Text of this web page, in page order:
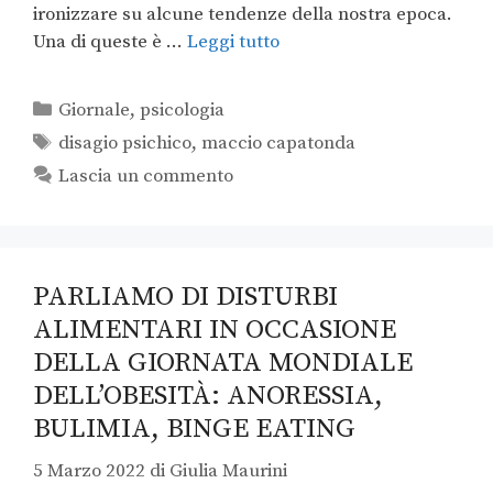
ironizzare su alcune tendenze della nostra epoca.
Una di queste è … Leggi tutto
Giornale,psicologia
disagio psichico,maccio capatonda
Lascia un commento
PARLIAMO DI DISTURBI
ALIMENTARI IN OCCASIONE
DELLA GIORNATA MONDIALE
DELL’OBESITÀ: ANORESSIA,
BULIMIA, BINGE EATING
5 Marzo 2022 di Giulia Maurini